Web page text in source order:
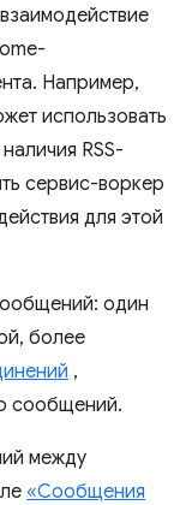
Например,
использовать
RSS-
сервис-воркер
для этой
один
более
,
сообщений.
между
«Сообщения